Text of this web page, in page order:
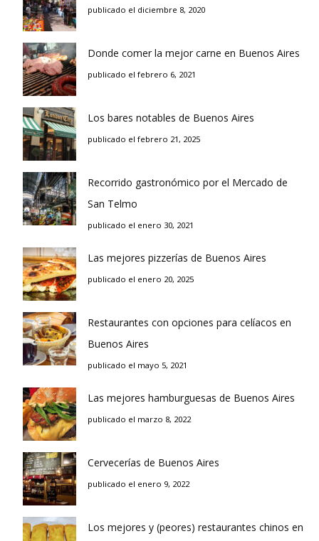
publicado el diciembre 8, 2020
Donde comer la mejor carne en Buenos Aires
publicado el febrero 6, 2021
Los bares notables de Buenos Aires
publicado el febrero 21, 2025
Recorrido gastronómico por el Mercado de
San Telmo
publicado el enero 30, 2021
Las mejores pizzerías de Buenos Aires
publicado el enero 20, 2025
Restaurantes con opciones para celíacos en
Buenos Aires
publicado el mayo 5, 2021
Las mejores hamburguesas de Buenos Aires
publicado el marzo 8, 2022
Cervecerías de Buenos Aires
publicado el enero 9, 2022
Los mejores y (peores) restaurantes chinos en